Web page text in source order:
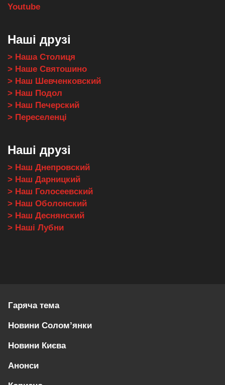
Youtube
Наші друзі
> Наша Столиця
> Наше Святошино
> Наш Шевченковский
> Наш Подол
> Наш Печерский
> Переселенці
Наші друзі
> Наш Днепровский
> Наш Дарницкий
> Наш Голосеевский
> Наш Оболонский
> Наш Деснянский
> Наші Лубни
Гаряча тема
Новини Солом’янки
Новини Києва
Анонси